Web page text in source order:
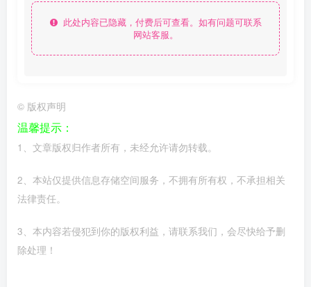
此处内容已隐藏，付费后可查看。如有问题可联系
网站客服。
© 版权声明
温馨提示：
1、文章版权归作者所有，未经允许请勿转载。
2、本站仅提供信息存储空间服务，不拥有所有权，不承担相关
法律责任。
3、本内容若侵犯到你的版权利益，请联系我们，会尽快给予删
除处理！